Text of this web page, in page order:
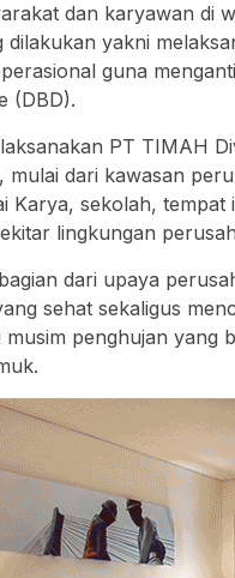
dan karyawan di
dilakukan yakni
guna
(DBD).
PT TIMAH
mulai dari kawasan
Karya, sekolah, tempat
lingkungan
dari upaya
sehat sekaligus
penghujan yang